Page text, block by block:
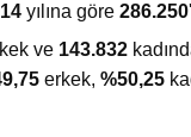
yılına göre 286.250
ve 143.832
erkek, %50,25